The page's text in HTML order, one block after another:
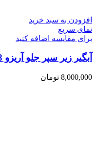
افزودن به سبد خرید
نمای سریع
برای مقایسه اضافه کنید
آبگیر زیر سپر جلو آریزو 8 _ ARRIZO 8
8,000,000 تومان